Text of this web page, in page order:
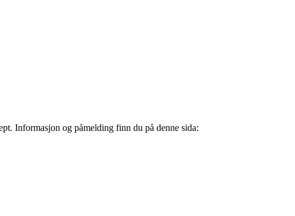
Informasjon og påmelding finn du på denne sida: